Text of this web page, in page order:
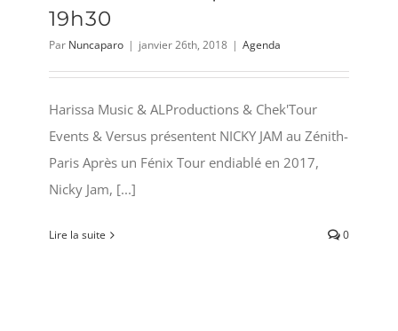
19h30
Par Nuncaparo | janvier 26th, 2018 | Agenda
Harissa Music & ALProductions & Chek'Tour
Events & Versus présentent NICKY JAM au Zénith-
Paris Après un Fénix Tour endiablé en 2017,
Nicky Jam, [...]
Lire la suite 0